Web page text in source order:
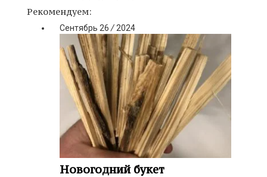
Рекомендуем:
Сентябрь 26/2024
Новогодний букет